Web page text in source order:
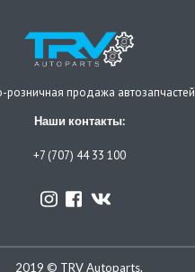
розничная продажа автозапчастей
Наши контакты:
+7 (707) 44 33 100
2019 © TRV Autoparts.